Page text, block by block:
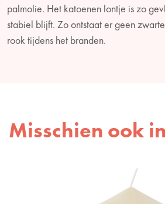
palmolie. Het katoenen lontje is zo
stabiel blijft. Zo ontstaat er geen
rook tijdens het branden.
Misschien ook